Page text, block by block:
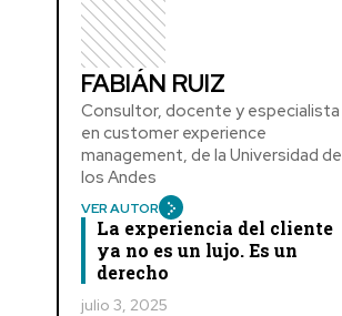
FABIÁN RUIZ
Consultor, docente y especialista
en customer experience
management, de la Universidad de
los Andes
VER AUTOR
La experiencia del cliente
ya no es un lujo. Es un
derecho
julio 3, 2025